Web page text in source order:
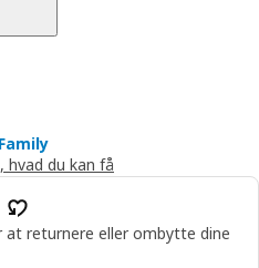
hvad du kan få
at returnere eller ombytte dine